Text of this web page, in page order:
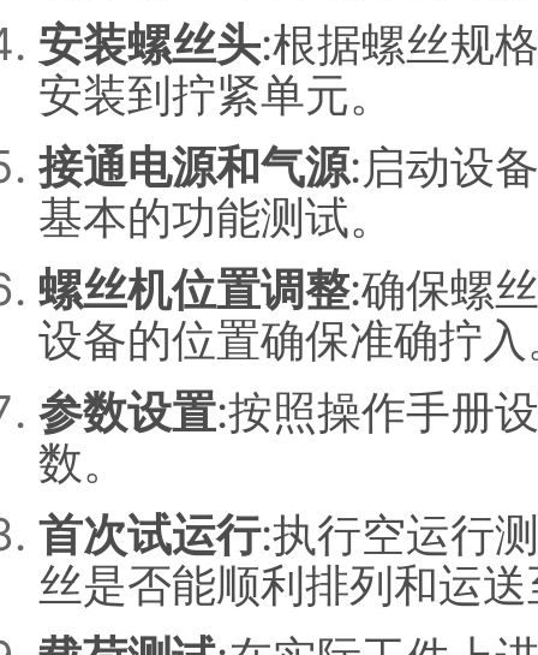
安装螺丝头:根据螺丝规
安装到拧紧单元。
接通电源和气源:启动设
基本的功能测试。
螺丝机位置调整:确保螺
设备的位置确保准确拧入
参数设置:按照操作手册
数。
首次试运行:执行空运行
丝是否能顺利排列和运